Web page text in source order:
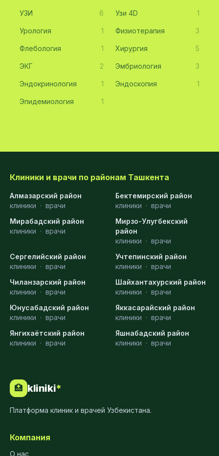
УЗИ 6 Узи 4D 1
Урология 1 Физиотерапия 3
Флебология 1 Хирургия 5
ЭКГ 2 Эмбриология 3
Эндокринология 1 Эндоскопия 1
Эпидемиология 1
Клиники и врачи по районам Ташкента
Алмазарский район
клиники · врачи
Бектемирский район
клиники · врачи
Мирабадский район
клиники · врачи
Мирзо-Улугбекский
район
клиники · врачи
Сергелийский район
клиники · врачи
Учтепинский район
клиники · врачи
Чиланзарский район
клиники · врачи
Шайхантахурский район
клиники · врачи
Юнусабадский район
клиники · врачи
Яккасарайский район
клиники · врачи
Янгихаётский район
клиники · врачи
Яшнабадский район
клиники · врачи
🏥 kliniki*
Платформа клиник и врачей Узбекистана.
Компания
О нас